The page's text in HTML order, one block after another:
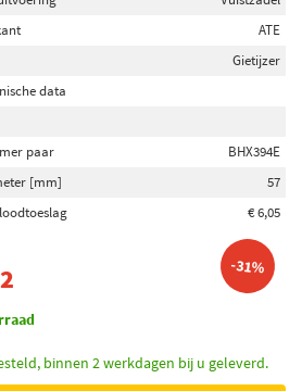
ATE
Gietijzer
data
paar
BHX394E
[mm]
57
€ 6,05
-31%
binnen 2 werkdagen bij u geleverd.